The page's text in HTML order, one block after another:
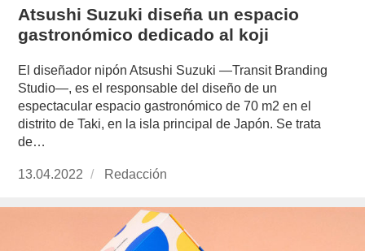
Atsushi Suzuki diseña un espacio
gastronómico dedicado al koji
El diseñador nipón Atsushi Suzuki —Transit Branding
Studio—, es el responsable del diseño de un
espectacular espacio gastronómico de 70 m2 en el
distrito de Taki, en la isla principal de Japón. Se trata
de…
Publicado
13.04.2022 https://www.experimenta.es/author/redaccion/
Redacción